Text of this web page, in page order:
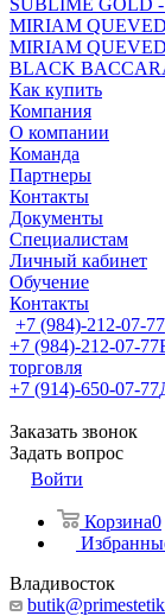
SUBLIME GOLD -
MIRIAM
MIRIAM
BLACK
Как купить
Компания
О компании
Команда
Партнеры
Контакты
Документы
Специалистам
Личный кабинет
Обучение
Контакты
+7 (984)-212-07-77
+7 (984)-212-07-77
торговля
+7 (914)-650-07-77
Заказать звонок
Задать вопрос
Войти
Корзина0
Владивосток